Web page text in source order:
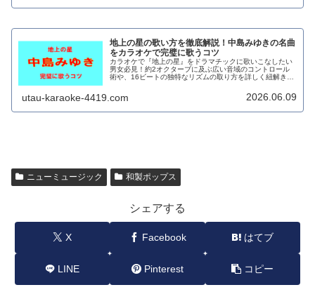
地上の星の歌い方を徹底解説！中島みゆきの名曲
をカラオケで完璧に歌うコツ
カラオケで『地上の星』をドラマチックに歌いこなしたい
男女必見！約2オクターブに及ぶ広い音域のコントロール
術や、16ビートの独特なリズムの取り方を詳しく紐解きま
utau-karaoke-4419.com 2026.06.09
ニューミュージック 和製ポップス
シェアする
X Facebook はてブ
LINE Pinterest コピー